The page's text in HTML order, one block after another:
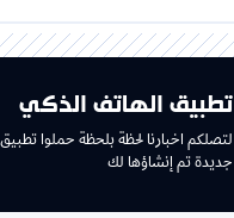
تطبيق الهاتف الذكي
لتصلكم اخبارنا لحظة بلحظة حملوا
جديدة تم إنشاؤها لك